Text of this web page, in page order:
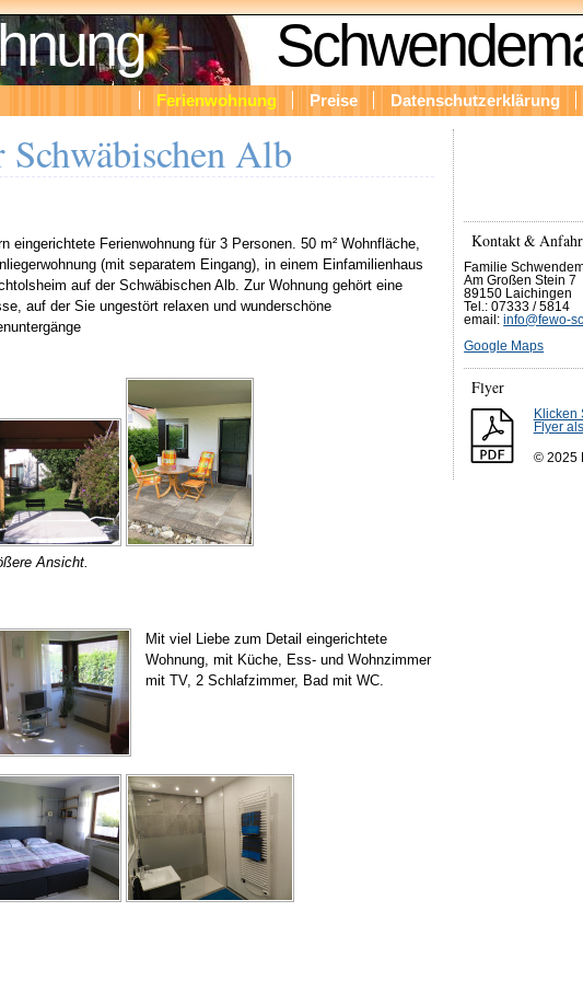
Ferienwohnung Preise Datenschutzerklärung
Kontakt &
Familie
Am Großen Stein 7
89150 Laichingen
Tel.: 07333 / 5814
email:info@fewo-
Google Maps
Flyer
Klicken
Flyer
© 2025
Alb
eingerichtete Ferienwohnung für 3 Personen. 50 m² Wohnfläche,
(mit separatem Eingang), in einem Einfamilienhaus
auf der Schwäbischen Alb. Zur Wohnung gehört eine
auf der Sie ungestört relaxen und wunderschöne
Ansicht.
Mit viel Liebe zum Detail eingerichtete
Wohnung, mit Küche, Ess- und Wohnzimmer
mit TV, 2 Schlafzimmer, Bad mit WC.